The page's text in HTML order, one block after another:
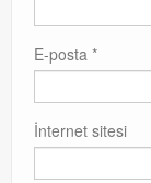
E-posta *
İnternet sitesi